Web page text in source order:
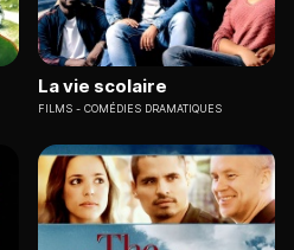
La vie scolaire
FILMS COMÉDIES DRAMATIQUES